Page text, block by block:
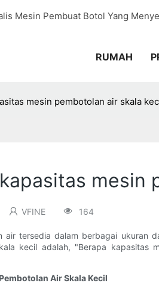
Mesin Pembuat Botol Yang
RUMAH
mesin pembotolan air skala
mesin
VFINE 164
air tersedia dalam berbagai ukuran
kecil adalah, "Berapa kapasitas
Air Skala Kecil